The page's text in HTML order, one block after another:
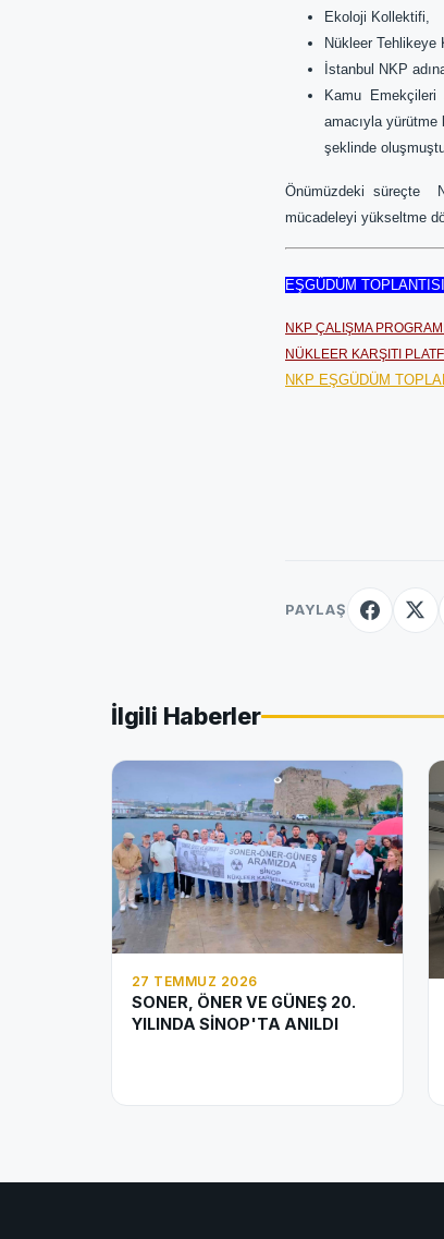
Ekoloji Kollektifi,
Nükleer Tehlikeye
İstanbul NKP
Kamu Emekçileri
amacıyla yürütme
şeklinde
Önümüzdeki süreçte
mücadeleyi yükseltme
EŞGÜDÜM
NKP ÇALIŞMA PROGRAMI
NÜKLEER KARŞITI
NKP EŞGÜDÜM
PAYLAŞ
İlgili Haberler
27 TEMMUZ 2026
SONER, ÖNER VE GÜNEŞ 20.
YILINDA SİNOP'TA ANILDI